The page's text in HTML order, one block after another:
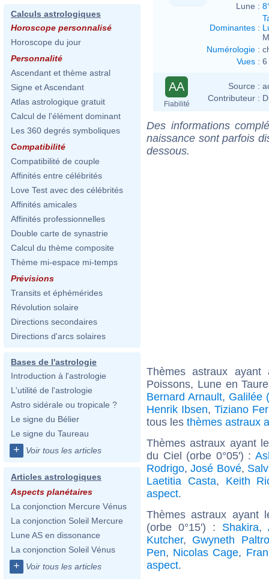
Calculs astrologiques
Horoscope personnalisé
Horoscope du jour
Personnalité
Ascendant et thème astral
Signe et Ascendant
Atlas astrologique gratuit
Calcul de l'élément dominant
Les 360 degrés symboliques
Compatibilité
Compatibilité de couple
Affinités entre célébrités
Love Test avec des célébrités
Affinités amicales
Affinités professionnelles
Double carte de synastrie
Calcul du thème composite
Thème mi-espace mi-temps
Prévisions
Transits et éphémérides
Révolution solaire
Directions secondaires
Directions d'arcs solaires
Bases de l'astrologie
Introduction à l'astrologie
L'utilité de l'astrologie
Astro sidérale ou tropicale ?
Le signe du Bélier
Le signe du Taureau
+ Voir tous les articles
Articles astrologiques
Aspects planétaires
La conjonction Mercure Vénus
La conjonction Soleil Mercure
Lune AS en dissonance
La conjonction Soleil Vénus
+ Voir tous les articles
Lune :
Dominantes :
Numérologie :
Vues : 6
AA
Fiabilité
Source :
Contributeur :
Des informations
naissance sont parfois
dessous.
Thèmes astraux
Poissons, Lune en
Bernard Arnault, Galilée
Henrik Ibsen, Tiziano
tous les thèmes astraux
Thèmes astraux ayant
du Ciel (orbe 0°05') :
Rodrigo,José Bové,
Laetitia Casta, Keith
aspect.
Thèmes astraux ayant
(orbe 0°15') : Shakira,
Kutcher, Gwyneth
Pen, Nicolas Cage,
aspect.